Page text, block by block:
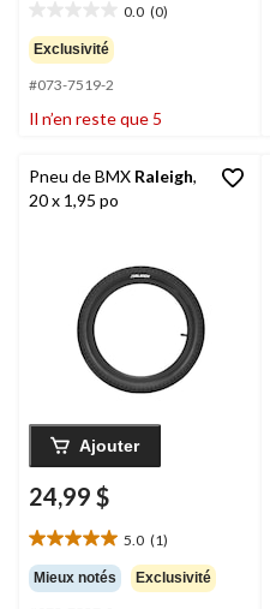
0.0 (0)
étoile(s)
sur
5.
Exclusivité
#073-7519-2
Il n’en reste que 5
Pneu de BMX Raleigh,
20 x 1,95 po
Ajouter
24,99 $
5.0 (1)
5.0
étoile(s)
sur
Mieux notés Exclusivité